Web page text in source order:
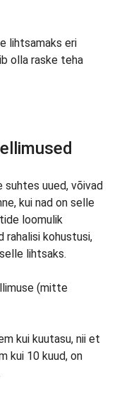
lihtsamaks eri
olla raske teha
suhtes uued, võivad
kui nad on selle
loomulik
rahalisi kohustusi,
lihtsaks.
(mitte
kui kuutasu, nii et
kui 10 kuud, on